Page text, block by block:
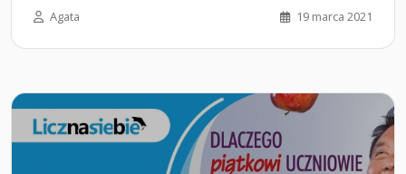
Agata 19 marca 2021